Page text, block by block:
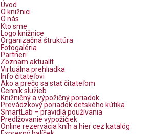
Úvod
O knižnici
O nás
Kto sme
Logo knižnice
Organizačná štruktúra
Fotogaléria
Partneri
Zoznam aktualít
Virtuálna prehliadka
Info čitateľovi
Ako a prečo sa stať čitateľom
Cenník služieb
Knižničný a výpožičný poriadok
Prevádzkový poriadok detského kútika
SmartLab – pravidlá používania
Predlžovanie výpožičiek
Online rezervácia kníh a hier cez katalóg